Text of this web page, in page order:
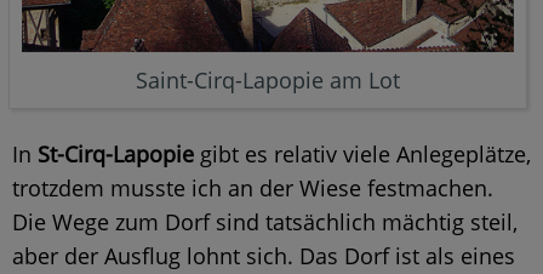
Saint-Cirq-Lapopie am Lot
In St-Cirq-Lapopie gibt es relativ viele Anlegeplätze,
trotzdem musste ich an der Wiese festmachen.
Die Wege zum Dorf sind tatsächlich mächtig steil,
aber der Ausflug lohnt sich. Das Dorf ist als eines